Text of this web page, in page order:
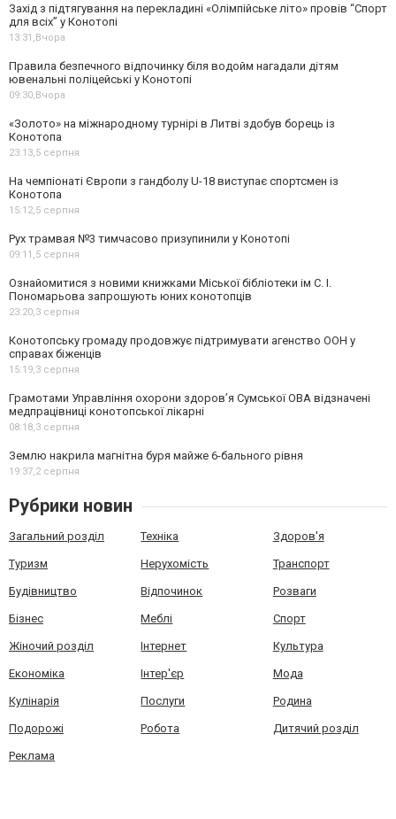
Захід з підтягування на перекладині «Олімпійське літо» провів “Спорт
для всіх” у Конотопі
13:31,Вчора
Правила безпечного відпочинку біля водойм нагадали дітям
ювенальні поліцейські у Конотопі
09:30,Вчора
«Золото» на міжнародному турнірі в Литві здобув борець із
Конотопа
23:13,5 серпня
На чемпіонаті Європи з гандболу U-18 виступає спортсмен із
Конотопа
15:12,5 серпня
Рух трамвая №3 тимчасово призупинили у Конотопі
09:11,5 серпня
Ознайомитися з новими книжками Міської бібліотеки ім С. І.
Пономарьова запрошують юних конотопців
23:20,3 серпня
Конотопську громаду продовжує підтримувати агенство ООН у
справах біженців
15:19,3 серпня
Грамотами Управління охорони здоров’я Сумської ОВА відзначені
медпрацівниці конотопської лікарні
08:18,3 серпня
Землю накрила магнітна буря майже 6-бального рівня
19:37,2 серпня
Рубрики новин
Загальний розділ Техніка Здоров'я
Туризм Нерухомість Транспорт
Будівництво Відпочинок Розваги
Бізнес Меблі Спорт
Жіночий розділ Інтернет Культура
Економіка Інтер'єр Мода
Кулінарія Послуги Родина
Подорожі Робота Дитячий розділ
Реклама